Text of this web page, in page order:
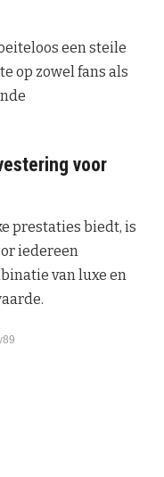
een steile
op zowel fans als
voor
prestaties biedt, is
iedereen
van luxe en